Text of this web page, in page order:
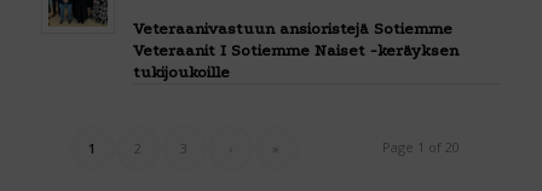
Veteraanivastuun ansioristejä Sotiemme
Veteraanit I Sotiemme Naiset -keräyksen
tukijoukoille
Page 1 of 20
1 2 3 › »